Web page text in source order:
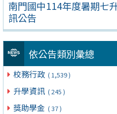
南門國中114年度暑期七
訊公告
依公告類別彙總
校務行政 ( 1,539 )
升學資訊 ( 245 )
獎助學金 ( 37 )